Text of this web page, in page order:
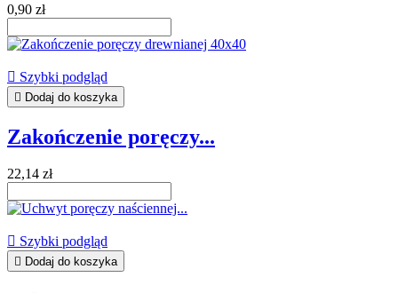
0,90 zł
 Szybki podgląd
 Dodaj do koszyka
Zakończenie poręczy...
22,14 zł
 Szybki podgląd
 Dodaj do koszyka